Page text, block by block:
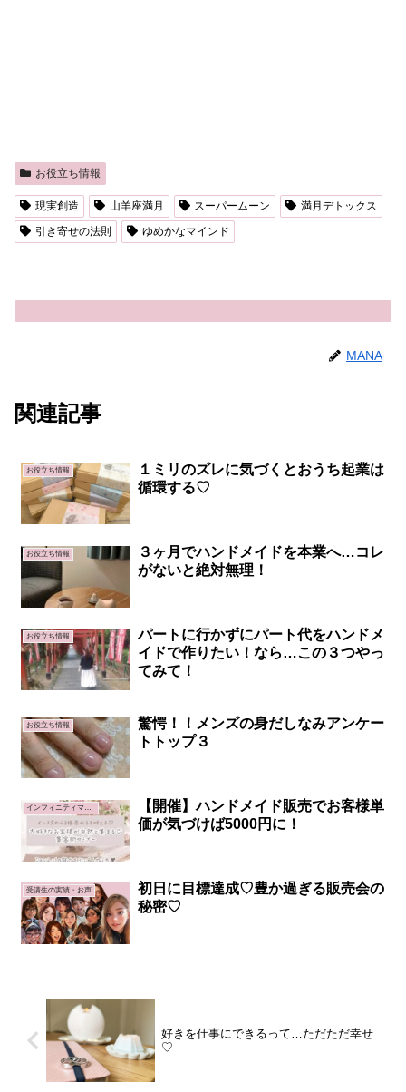
お役立ち情報
現実創造 山羊座満月 スーパームーン
満月デトックス
引き寄せの法則
ゆめかなマインド
MANA
関連記事
お役立ち情報
１ミリのズレに気づくとおうち起業は
循環する♡
お役立ち情報
３ヶ月でハンドメイドを本業へ…コレ
がないと絶対無理！
お役立ち情報
パートに行かずにパート代をハンドメ
イドで作りたい！なら…この３つやっ
てみて！
お役立ち情報
驚愕！！メンズの身だしなみアンケー
トトップ３
【開催】ハンドメイド販売でお客様単
価が気づけば5000円に！
受講生の実績・お声
初日に目標達成♡豊か過ぎる販売会の
秘密♡
好きを仕事にできるって…ただただ幸せ
♡